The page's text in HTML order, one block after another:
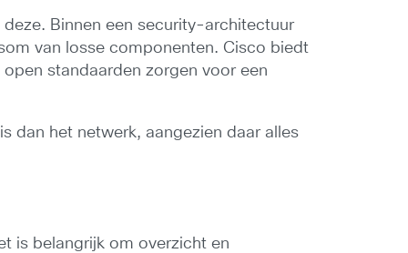
Binnen een security-architectuur
van losse componenten. Cisco biedt
standaarden zorgen voor een
dan het netwerk, aangezien daar alles
is belangrijk om overzicht en